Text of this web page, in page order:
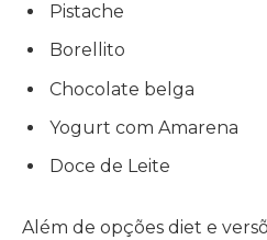
Pistache
Borellito
Chocolate belga
Yogurt com Amarena
Doce de Leite
Além de opções diet e